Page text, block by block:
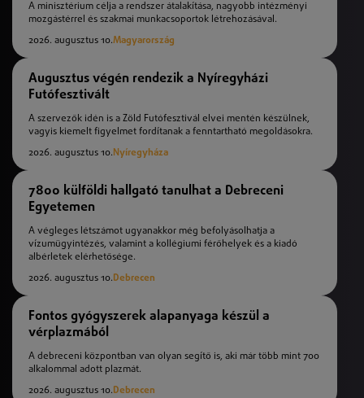
A minisztérium célja a rendszer átalakítása, nagyobb intézményi
mozgástérrel és szakmai munkacsoportok létrehozásával.
2026. augusztus 10.Magyarország
Augusztus végén rendezik a Nyíregyházi
Futófesztivált
A szervezők idén is a Zöld Futófesztivál elvei mentén készülnek,
vagyis kiemelt figyelmet fordítanak a fenntartható megoldásokra.
2026. augusztus 10.Nyíregyháza
7800 külföldi hallgató tanulhat a Debreceni
Egyetemen
A végleges létszámot ugyanakkor még befolyásolhatja a
vízumügyintézés, valamint a kollégiumi férőhelyek és a kiadó
albérletek elérhetősége.
2026. augusztus 10.Debrecen
Fontos gyógyszerek alapanyaga készül a
vérplazmából
A debreceni központban van olyan segítő is, aki már több mint 700
alkalommal adott plazmát.
2026. augusztus 10.Debrecen